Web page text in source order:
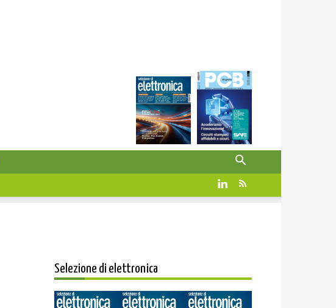
Selezione di elettronica